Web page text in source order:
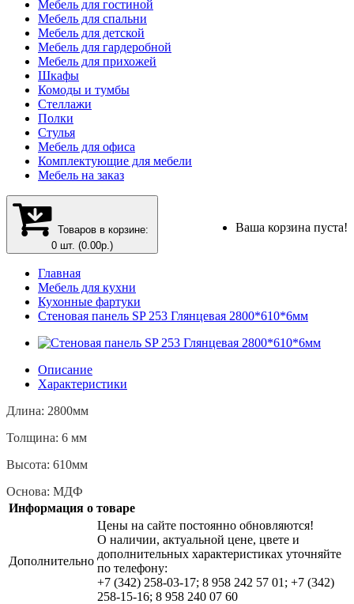
Мебель для гостиной
Мебель для спальни
Мебель для детской
Мебель для гардеробной
Мебель для прихожей
Шкафы
Комоды и тумбы
Стеллажи
Полки
Стулья
Мебель для офиса
Комплектующие для мебели
Мебель на заказ
Товаров в корзине:
0 шт. (0.00р.)
Ваша корзина пуста!
Главная
Мебель для кухни
Кухонные фартуки
Стеновая панель SP 253 Глянцевая 2800*610*6мм
Описание
Характеристики
Длина: 2800мм
Толщина: 6 мм
Высота: 610мм
Основа: МДФ
Информация о товаре
Дополнительно
Цены на сайте постоянно обновляются!
О наличии, актуальной цене, цвете и
дополнительных характеристиках уточняйте
по телефону:
+7 (342) 258-03-17; 8 958 242 57 01; +7 (342)
258-15-16; 8 958 240 07 60